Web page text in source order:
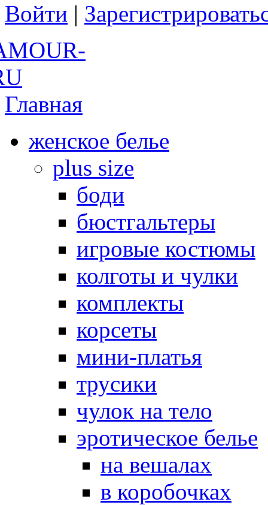
Войти |
Главная
женское белье
plus size
боди
бюстгальтеры
игровые костюмы
колготы и чулки
комплекты
корсеты
мини-платья
трусики
чулок на тело
эротическое белье
на вешалах
в коробочках